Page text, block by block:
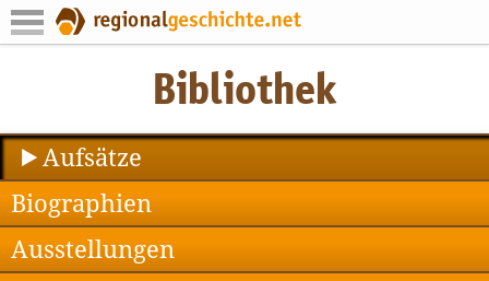
Aufsätze
Biographien
Ausstellungen